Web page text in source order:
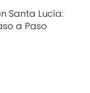
Santa Lucía:
a Paso